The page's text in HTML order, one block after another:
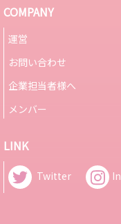
COMPANY
運営
お問い合わせ
企業担当者様へ
メンバー
LINK
Twitter